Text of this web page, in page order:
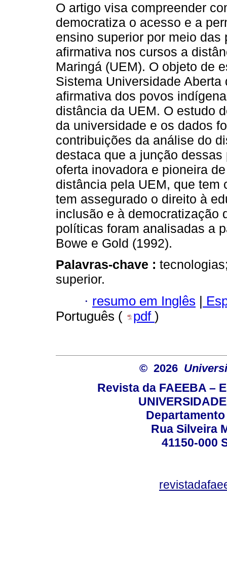
O artigo visa compreender
democratiza o acesso e a
ensino superior por meio
afirmativa nos cursos a
Maringá (UEM). O objeto de
Sistema Universidade
afirmativa dos povos
distância da UEM. O estudo
da universidade e os dados
contribuições da análise do
destaca que a junção
oferta inovadora e pioneira
distância pela UEM, que tem
tem assegurado o direito à
inclusão e à democratização
políticas foram analisadas a
Bowe e Gold (1992).
Palavras-chave :
superior.
· resumo em Inglês |
Português (
pdf )
© 2026
Revista da FAEEBA –
Rua Silveira
41150-000